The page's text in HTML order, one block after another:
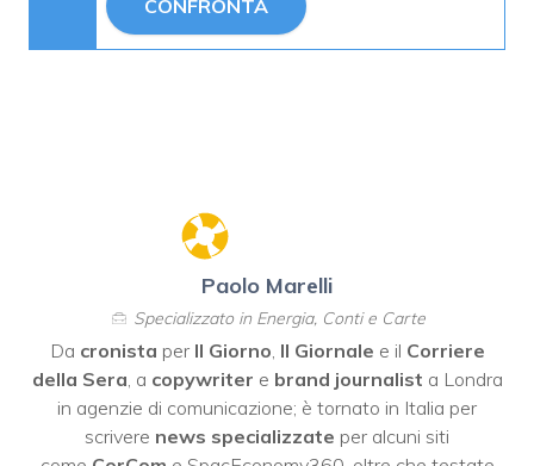
CONFRONTA
Paolo Marelli
Specializzato in Energia, Conti e Carte
Da cronista per Il Giorno Il Giornale e il Corriere
della Sera , a copywriter e brand journalist a Londra
in agenzie di comunicazione; è tornato in Italia per
scrivere news specializzate per alcuni siti